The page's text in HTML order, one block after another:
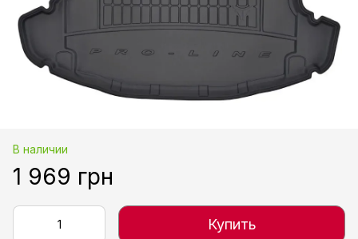
В наличии
1 969 грн
Купить